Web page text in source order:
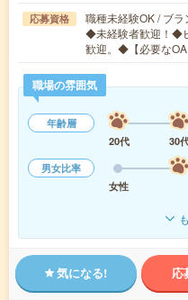
応募資格
職種未経験OK / ブ
◆未経験者歓迎！◆
歓迎。◆【必要な
職場の雰囲気
年齢層
20代
30
男女比率
女性
気になる! 応